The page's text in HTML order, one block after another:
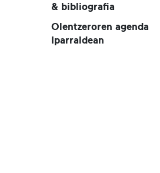
& bibliografia
Olentzeroren agenda
Iparraldean